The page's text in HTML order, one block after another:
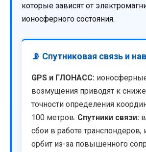
которые зависят от
ионосферного состояния.
📡 Спутниковая связь и
GPS и ГЛОНАСС:
возмущения приводят к
точности определения
100 метров. Спутники связи:
сбои в работе транспондеров,
орбит из-за повышенного